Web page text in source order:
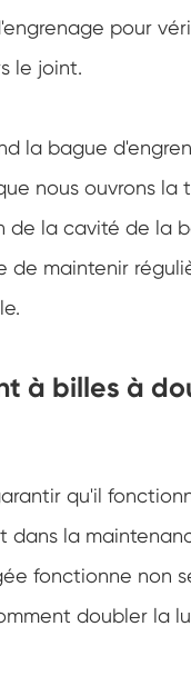
pour
le joint.
la bague
nous ouvrons
de la cavité de la
de maintenir
à billes à
qu'il
la
fonctionne non
doubler la